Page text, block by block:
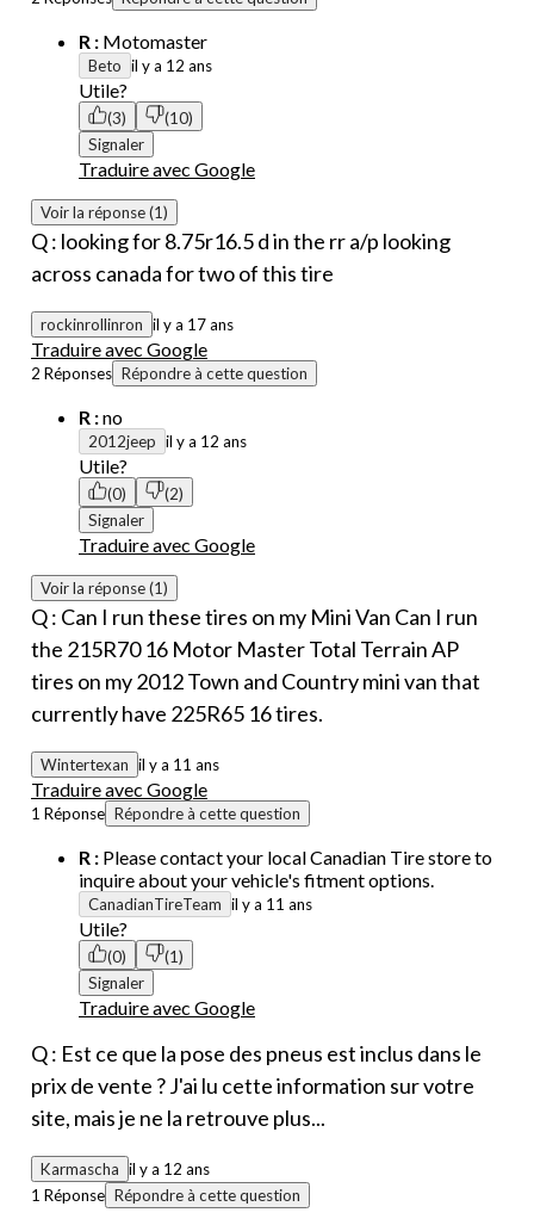
R : Motomaster
Beto il y a 12 ans
Utile?
(3)
(10)
Signaler
Traduire avec Google
Voir la réponse (1)
Q : looking for 8.75r16.5 d in the rr a/p looking
across canada for two of this tire
rockinrollinron il y a 17 ans
Traduire avec Google
2 Réponses Répondre à cette question
R :no
2012jeep il y a 12 ans
Utile?
(0)
(2)
Signaler
Traduire avec Google
Voir la réponse (1)
Q : Can I run these tires on my Mini Van Can I run
the 215R70 16 Motor Master Total Terrain AP
tires on my 2012 Town and Country mini van that
currently have 225R65 16 tires.
Wintertexan il y a 11 ans
Traduire avec Google
1 Réponse Répondre à cette question
R : Please contact your local Canadian Tire store to
inquire about your vehicle's fitment options.
CanadianTireTeam il y a 11 ans
Utile?
(0)
(1)
Signaler
Traduire avec Google
Q : Est ce que la pose des pneus est inclus dans le
prix de vente ? J'ai lu cette information sur votre
site, mais je ne la retrouve plus...
Karmascha il y a 12 ans
1 Réponse Répondre à cette question